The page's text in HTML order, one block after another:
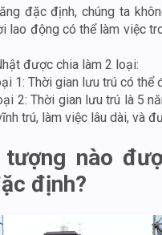
đặc định, chúng ta
lao động có thể làm việc
được chia làm 2 loại:
1: Thời gian lưu trú có thể
2: Thời gian lưu trú là 5
trú, làm việc lâu dài, và
nào
định?